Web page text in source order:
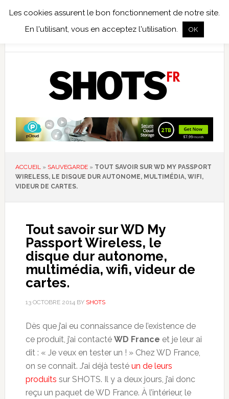
ACCUEIL » SAUVEGARDE» TOUT SAVOIR SUR WD MY PASSPORT
WIRELESS, LE DISQUE DUR AUTONOME, MULTIMÉDIA, WIFI,
VIDEUR DE CARTES.
Tout savoir sur WD My
Passport Wireless, le
disque dur autonome,
multimédia, wifi, videur de
cartes.
13 OCTOBRE 2014 BY SHOTS
Dès que j’ai eu connaissance de l’existence de
ce produit, j’ai contacté WD France et je leur ai
dit : « Je veux en tester un ! » Chez WD France,
on se connaît. J’ai déjà testé un de leurs
produits sur SHOTS. Il y a deux jours, j’ai donc
reçu un paquet de WD France. À l’intérieur, le
Les cookies assurent le bon fonctionnement de notre site.
En l'utilisant, vous en acceptez l'utilisation.
OK